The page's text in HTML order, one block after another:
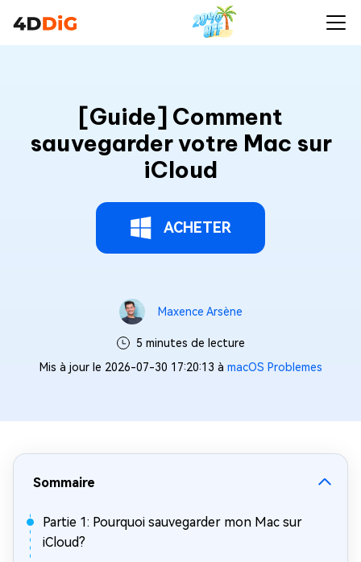
[Guide] Comment
sauvegarder votre Mac sur
iCloud
ACHETER
Maxence Arsène
5 minutes de lecture
Mis à jour le 2026-07-30 17:20:13 à macOS Problemes
Sommaire
Partie 1: Pourquoi sauvegarder mon Mac sur
iCloud?